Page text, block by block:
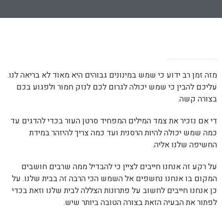
מזה זמן רב ידוע כי שמש במינונים גבוהים היא מאוד לא בריאה לנו.
עליכם להבין כי שמש יכולה לגרום לכם לנזק חמור ולפגוע בכם
בצורה קשה.
די אם נזכיר את צמד המילים המפחיד סרטן העור בכדי להדגים עד
כמה שמש יכולה להיות הרסנית ועד כמה צריך להיזהר במידת
החשיפה שלנו אליה.
על רקע זה אנחנו חייבים לציין כי להבדיל ממה שרבים חושבים
המקום בו אנחנו נחשפים אל השמש הכי הרבה זה בבית שלנו. על
כן אנחנו חייבים לחשוב על פתרונות הצללה לבית שלנו וזאת בכדי
לפתור את הבעיה הזאת בצורה הטובה ביותר שיש.